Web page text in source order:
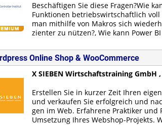
Be­schäf­ti­gen Sie die­se Fra­gen?Wie
Funk­tio­nen be­triebs­wirt­schaft­lich
man mit­hil­fe von Ma­kros sich
zi­en­ter zu nüt­zen?, Wie kann Power
Online Shop & WooCommerce
X SIEBEN Wirtschaftstraining GmbH
Er­stel­len Sie in kur­zer Zeit Ih­ren
und ver­kau­fen Sie er­folg­reich und
gen im Web. Er­fah­re­ne Prak­ti­ker
Um­set­zung Ih­res Web­shop-Pro­jekts.